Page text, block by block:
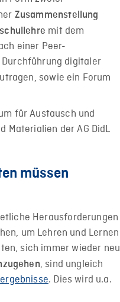
Zusammenstellung
mit dem
einer Peer-
digitaler
sowie ein Forum
müssen
Herausforderungen
um Lehren und Lernen
sich immer wieder neu
, sind ungleich
. Dies wird u.a.